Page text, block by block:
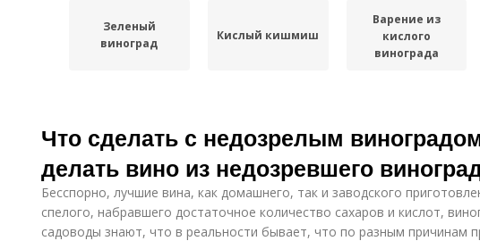
Зеленый
виноград
Кислый кишмиш
Варение из
кислого
винограда
винограда
винограда
виноград
Варение из
неспелого
винограда
Варение из
белого
винограда
Виноград с
косточкой
Что сделать с недозрелым
делать вино из недозревшего
Бесспорно, лучшие вина, как домашнего, так и заводского
спелого, набравшего достаточное количество сахаров и кислот,
садоводы знают, что в реальности бывает, что по разным причинам